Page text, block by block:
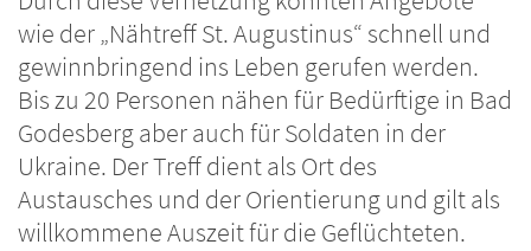
wie der „Nähtreff St. Augustinus“ schnell und
gewinnbringend ins Leben gerufen werden.
Bis zu 20 Personen nähen für Bedürftige in Bad
Godesberg aber auch für Soldaten in der
Ukraine. Der Treff dient als Ort des
Austausches und der Orientierung und gilt als
willkommene Auszeit für die Geflüchteten.